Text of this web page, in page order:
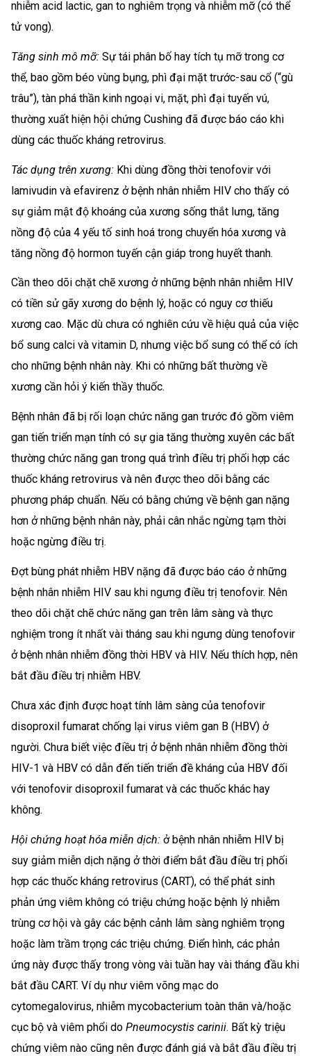
nhiễm acid lactic, gan to nghiêm trọng và nhiễm mỡ (có thể
tử vong).
Tăng sinh mô mỡ: Sự tái phân bố hay tích tụ mỡ trong cơ
thể, bao gồm béo vùng bụng, phì đại mặt trước-sau cổ (“gù
trâu”), tàn phá thần kinh ngoại vi, mặt, phì đại tuyến vú,
thường xuất hiện hội chứng Cushing đã được báo cáo khi
dùng các thuốc kháng retrovirus.
Tác dụng trên xương: Khi dùng đồng thời tenofovir với
lamivudin và efavirenz ở bệnh nhân nhiễm HIV cho thấy có
sự giảm mật độ khoáng của xương sống thắt lưng, tăng
nồng độ của 4 yếu tố sinh hoá trong chuyển hóa xương và
tăng nồng độ hormon tuyến cận giáp trong huyết thanh.
Cần theo dõi chặt chẽ xương ở những bệnh nhân nhiễm HIV
có tiền sử gãy xương do bệnh lý, hoặc có nguy cơ thiếu
xương cao. Mặc dù chưa có nghiên cứu về hiệu quả của việc
bổ sung calci và vitamin D, nhưng việc bổ sung có thể có ích
cho những bệnh nhân này. Khi có những bất thường về
xương cần hỏi ý kiến thầy thuốc.
Bệnh nhân đã bị rối loạn chức năng gan trước đó gồm viêm
gan tiến triển mạn tính có sự gia tăng thường xuyên các bất
thường chức năng gan trong quá trình điều trị phối hợp các
thuốc kháng retrovirus và nên được theo dõi bằng các
phương pháp chuẩn. Nếu có bằng chứng về bệnh gan nặng
hơn ở những bệnh nhân này, phải cân nhắc ngừng tạm thời
hoặc ngừng điều trị.
Đợt bùng phát nhiễm HBV nặng đã được báo cáo ở những
bệnh nhân nhiễm HIV sau khi ngưng điều trị tenofovir. Nên
theo dõi chặt chẽ chức năng gan trên lâm sàng và thực
nghiệm trong ít nhất vài tháng sau khi ngưng dùng tenofovir
ở bệnh nhân nhiễm đồng thời HBV và HIV. Nếu thích hợp, nên
bắt đầu điều trị nhiễm HBV.
Chưa xác định được hoạt tính lâm sàng của tenofovir
disoproxil fumarat chống lại virus viêm gan B (HBV) ở
người. Chưa biết việc điều trị ở bệnh nhân nhiễm đồng thời
HIV-1 và HBV có dẫn đến tiến triển đề kháng của HBV đối
với tenofovir disoproxil fumarat và các thuốc khác hay
không.
Hội chứng hoạt hóa miễn dịch: ở bệnh nhân nhiễm HIV bị
suy giảm miễn dịch nặng ở thời điểm bắt đầu điều trị phối
hợp các thuốc kháng retrovirus (CART), có thể phát sinh
phản ứng viêm không có triệu chứng hoặc bệnh lý nhiễm
trùng cơ hội và gây các bệnh cảnh lâm sàng nghiêm trọng
hoặc làm trầm trọng các triệu chứng. Điển hình, các phản
ứng này được thấy trong vòng vài tuần hay vài tháng đầu khi
bắt đầu CART. Ví dụ như viêm võng mạc do
cytomegalovirus, nhiễm mycobacterium toàn thân và/hoặc
cục bộ và viêm phổi do Pneumocystis carinii. Bất kỳ triệu
chứng viêm nào cũng nên được đánh giá và bắt đầu điều trị